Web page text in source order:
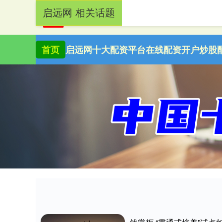
首页 启远网十大配资平台在线配资开户炒股
启远网 相关话题